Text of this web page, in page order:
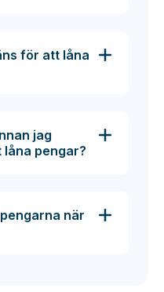
för att låna
jag
pengar?
när